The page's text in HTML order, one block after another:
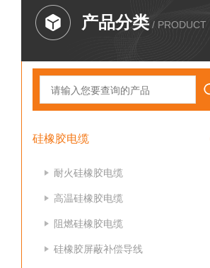
产品分类 / PRODUCT
硅橡胶电缆
耐火硅橡胶电缆
高温硅橡胶电缆
阻燃硅橡胶电缆
硅橡胶屏蔽补偿导线